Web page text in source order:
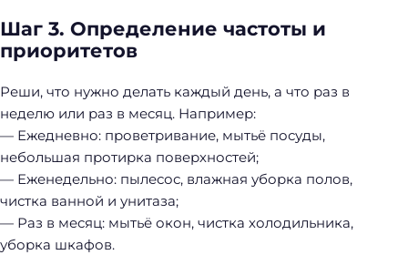
Шаг 3. Определение частоты и
приоритетов
Реши, что нужно делать каждый день, а что раз в
неделю или раз в месяц. Например:
— Ежедневно: проветривание, мытьё посуды,
небольшая протирка поверхностей;
— Еженедельно: пылесос, влажная уборка полов,
чистка ванной и унитаза;
— Раз в месяц: мытьё окон, чистка холодильника,
уборка шкафов.